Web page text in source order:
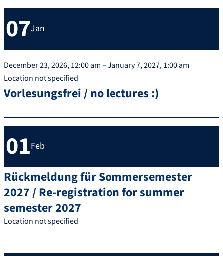
07Jan
December 23, 2026, 12:00 am – January 7, 2027, 1:00 am
Vorlesungsfrei / no lectures :)
Location not specified
01Feb
Rückmeldung für Sommersemester
2027 / Re-registration for summer
semester 2027
Location not specified